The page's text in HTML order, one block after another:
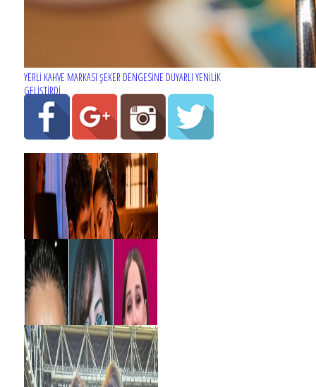
YERLİ KAHVE MARKASI ŞEKER DENGESİNE DUYARLI YENİLİK
GELİŞTİRDİ